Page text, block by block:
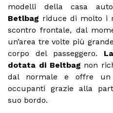
modelli della casa
Betlbag riduce di molto i
scontro frontale, dal
un’area tre volte più
corpo del passeggero.
dotata di Beltbag non
dal normale e offre un
occupanti grazie alla
suo bordo.